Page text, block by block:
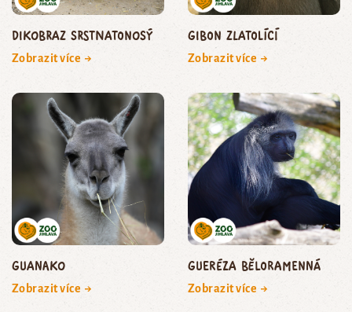
dikobraz srstnatonosý
Zobrazit více →
gibon zlatolící
Zobrazit více →
guanako
Zobrazit více →
gueréza běloramenná
Zobrazit více →